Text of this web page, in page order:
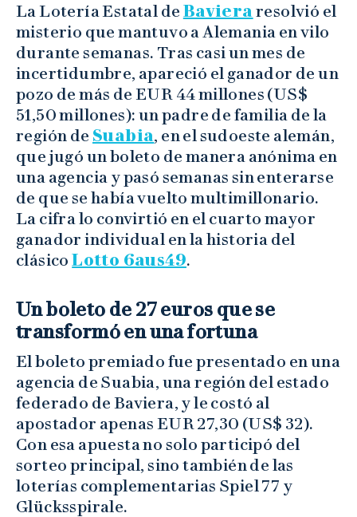
La Lotería Estatal de Bavieraresolvió el
misterio que mantuvo a Alemania en vilo
durante semanas. Tras casi un mes de
incertidumbre, apareció el ganador de un
pozo de más de EUR 44 millones (US$
51,50 millones): un padre de familia de la
región de Suabia, en el sudoeste alemán,
que jugó un boleto de manera anónima en
una agencia y pasó semanas sin enterarse
de que se había vuelto multimillonario.
La cifra lo convirtió en el cuarto mayor
ganador individual en la historia del
clásicoLotto 6aus49.
Un boleto de 27 euros que se
transformó en una fortuna
El boleto premiado fue presentado en una
agencia de Suabia, una región del estado
federado de Baviera, y le costó al
apostador apenas EUR 27,30 (US$ 32).
Con esa apuesta no solo participó del
sorteo principal, sino también de las
loterías complementarias Spiel 77 y
Glücksspirale.